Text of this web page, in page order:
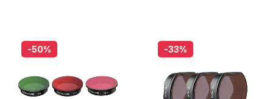
-50% -33%